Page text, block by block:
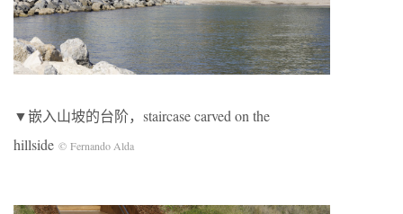
▼嵌入山坡的台阶，staircase carved on the
hillside © Fernando Alda